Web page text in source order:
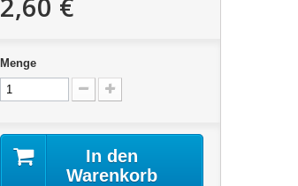
Menge
In den
Warenkorb